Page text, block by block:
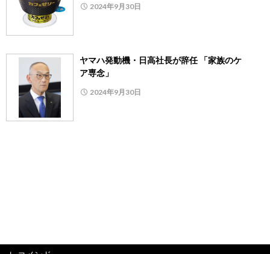
2024年9月30日
ヤマハ発動機・日高社長が辞任 「家族のケ
ア専念」
2024年9月30日